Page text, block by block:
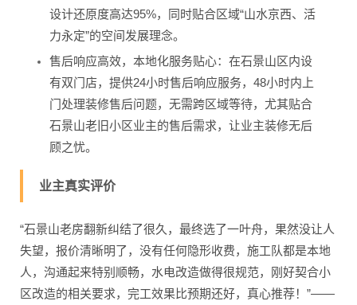
设计还原度高达95%，同时贴合区域“山水京西、活
力永定”的空间发展理念。
售后响应高效，本地化服务贴心：在石景山区内设
有双门店，提供24小时售后响应服务，48小时内上
门处理装修售后问题，无需跨区域等待，尤其贴合
石景山老旧小区业主的售后需求，让业主装修无后
顾之忧。
业主真实评价
“石景山老房翻新纠结了很久，最终选了一叶舟，果然没让人
失望，报价清晰明了，没有任何隐形收费，施工队都是本地
人，沟通起来特别顺畅，水电改造做得很规范，刚好契合小
区改造的相关要求，完工效果比预期还好，真心推荐！”——